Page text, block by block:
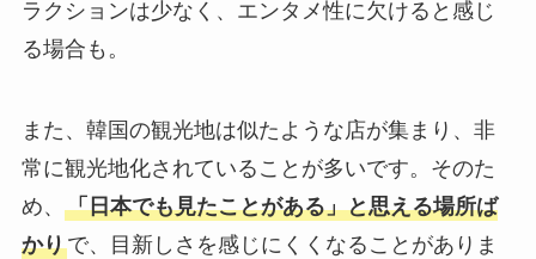
ラクションは少なく、エンタメ性に欠けると感じ
る場合も。
また、韓国の観光地は似たような店が集まり、非
常に観光地化されていることが多いです。そのた
め、 「日本でも見たことがある」と思える場所ば
かりで、目新しさを感じにくくなることがありま